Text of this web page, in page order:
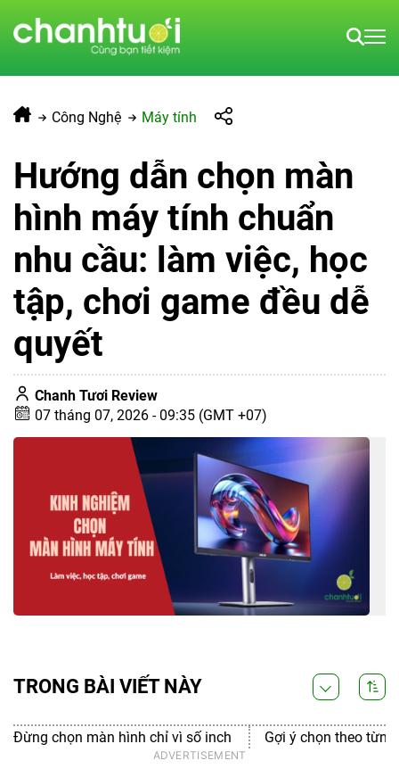
Công Nghệ Máy tính
Hướng dẫn chọn màn
hình máy tính chuẩn
nhu cầu: làm việc, học
tập, chơi game đều dễ
quyết
Chanh Tươi Review
07 tháng 07, 2026 - 09:35 (GMT +07)
TRONG BÀI VIẾT NÀY
Đừng chọn màn hình chỉ vì số inch Gợi ý chọn theo